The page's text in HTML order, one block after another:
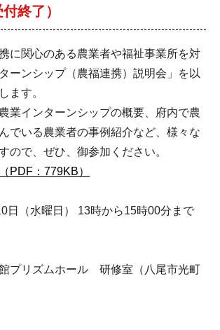
終了）
に関心のある農業者や福祉事業所を対
ーンシップ（農福連携）説明会」を以
ます。
業インターンシップの概要、府内で農
でいる農業者の事例紹介など、様々な
ので、ぜひ、御参加ください。
PDF：779KB）
日（水曜日） 13時から15時00分まで
プリズムホール 研修室（八尾市光町